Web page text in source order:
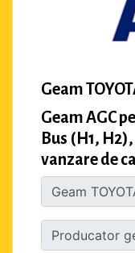
Geam
Geam AGC
Bus (H1,
vanzare de